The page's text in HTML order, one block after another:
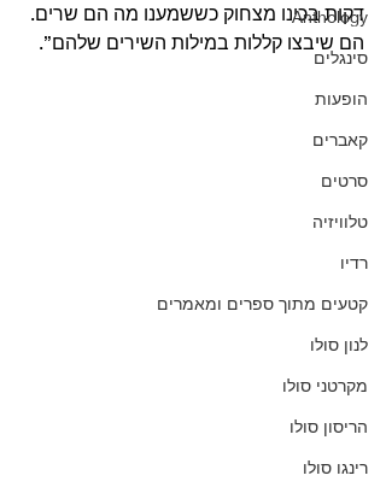
Anthology
סינגלים
הופעות
קאברים
סרטים
טלוויזיה
רדיו
קטעים מתוך ספרים ומאמרים
לנון סולו
מקרטני סולו
הריסון סולו
רינגו סולו
דקות בכינו מצחוק כששמענו מה הם שרים.
הם שיבצו קללות במילות השירים שלהם”.